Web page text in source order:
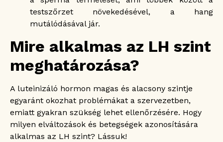
testszőrzet növekedésével, a hang
mutálódásával jár.
Mire alkalmas az LH szint
meghatározása?
A luteinizáló hormon magas és alacsony szintje
egyaránt okozhat problémákat a szervezetben,
emiatt gyakran szükség lehet ellenőrzésére. Hogy
milyen elváltozások és betegségek azonosítására
alkalmas az LH szint? Lássuk!